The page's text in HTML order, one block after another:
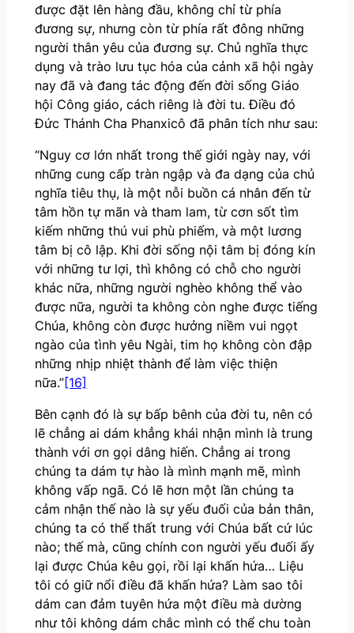
được đặt lên hàng đầu, không chỉ từ phía
đương sự, nhưng còn từ phía rất đông những
người thân yêu của đương sự. Chủ nghĩa thực
dụng và trào lưu tục hóa của cảnh xã hội ngày
nay đã và đang tác động đến đời sống Giáo
hội Công giáo, cách riêng là đời tu. Điều đó
Đức Thánh Cha Phanxicô đã phân tích như sau:
“Nguy cơ lớn nhất trong thế giới ngày nay, với
những cung cấp tràn ngập và đa dạng của chủ
nghĩa tiêu thụ, là một nỗi buồn cá nhân đến từ
tâm hồn tự mãn và tham lam, từ cơn sốt tìm
kiếm những thú vui phù phiếm, và một lương
tâm bị cô lập. Khi đời sống nội tâm bị đóng kín
với những tư lợi, thì không có chỗ cho người
khác nữa, những người nghèo không thể vào
được nữa, người ta không còn nghe được tiếng
Chúa, không còn được hưởng niềm vui ngọt
ngào của tình yêu Ngài, tim họ không còn đập
những nhịp nhiệt thành để làm việc thiện
nữa.”[16]
Bên cạnh đó là sự bấp bênh của đời tu, nên có
lẽ chẳng ai dám khẳng khái nhận mình là trung
thành với ơn gọi dâng hiến. Chẳng ai trong
chúng ta dám tự hào là mình mạnh mẽ, mình
không vấp ngã. Có lẽ hơn một lần chúng ta
cảm nhận thế nào là sự yếu đuối của bản thân,
chúng ta có thể thất trung với Chúa bất cứ lúc
nào; thế mà, cũng chính con người yếu đuối ấy
lại được Chúa kêu gọi, rồi lại khấn hứa… Liệu
tôi có giữ nổi điều đã khấn hứa? Làm sao tôi
dám can đảm tuyên hứa một điều mà dường
như tôi không dám chắc mình có thể chu toàn